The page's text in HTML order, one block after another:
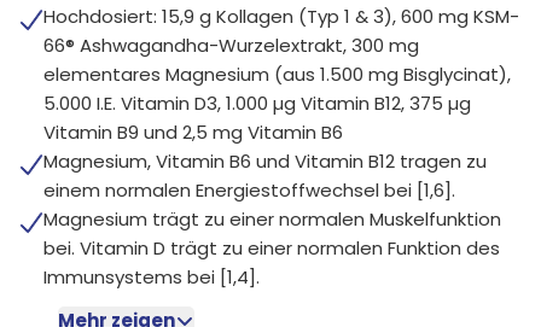
Hochdosiert: 15,9 g Kollagen (Typ 1 & 3), 600 mg KSM-
66® Ashwagandha-Wurzelextrakt, 300 mg
elementares Magnesium (aus 1.500 mg Bisglycinat),
5.000 I.E. Vitamin D3, 1.000 µg Vitamin B12, 375 µg
Vitamin B9 und 2,5 mg Vitamin B6
Magnesium, Vitamin B6 und Vitamin B12 tragen zu
einem normalen Energiestoffwechsel bei [1,6].
Magnesium trägt zu einer normalen Muskelfunktion
bei. Vitamin D trägt zu einer normalen Funktion des
Immunsystems bei [1,4].
Mehr zeigen